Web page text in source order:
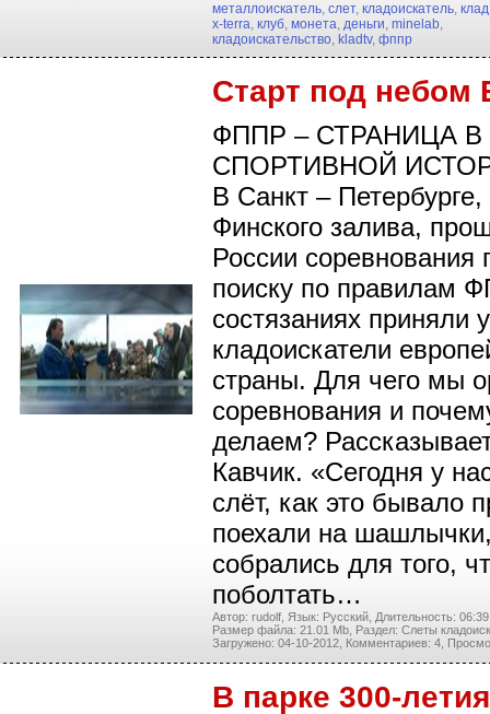
металлоискатель, слет, кладоискатель, клад
x-terra, клуб, монета, деньги, minelab,
кладоискательство, kladtv, фппр
Старт под небом
ФППР – СТРАНИЦА В
СПОРТИВНОЙ
В Санкт – Петербурге,
Финского залива,
России соревнования
поиску по правилам
состязаниях приняли
кладоискатели
страны. Для чего мы
соревнования и
делаем?
Кавчик. «Сегодня у
слёт, как это бывало
поехали на
собрались для того,
поболтать…
Автор: rudolf, Язык: Русский, Длительность:
Размер файла: 21.01 Mb, Раздел: Слеты
Загружено: 04-10-2012, Комментариев: 4,
В парке 300-летия